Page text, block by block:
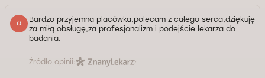
Bardzo przyjemna placówka,polecam z całego serca,dziękuję
za miłą obsługę,za profesjonalizm i podejście lekarza do
badania.
Źródło opinii: